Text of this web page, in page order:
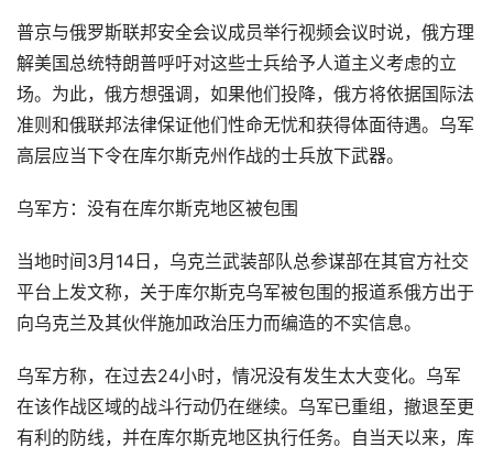
普京与俄罗斯联邦安全会议成员举行视频会议时说，俄方理
解美国总统特朗普呼吁对这些士兵给予人道主义考虑的立
场。为此，俄方想强调，如果他们投降，俄方将依据国际法
准则和俄联邦法律保证他们性命无忧和获得体面待遇。乌军
高层应当下令在库尔斯克州作战的士兵放下武器。
乌军方：没有在库尔斯克地区被包围
当地时间3月14日，乌克兰武装部队总参谋部在其官方社交
平台上发文称，关于库尔斯克乌军被包围的报道系俄方出于
向乌克兰及其伙伴施加政治压力而编造的不实信息。
乌军方称，在过去24小时，情况没有发生太大变化。乌军
在该作战区域的战斗行动仍在继续。乌军已重组，撤退至更
有利的防线，并在库尔斯克地区执行任务。自当天以来，库